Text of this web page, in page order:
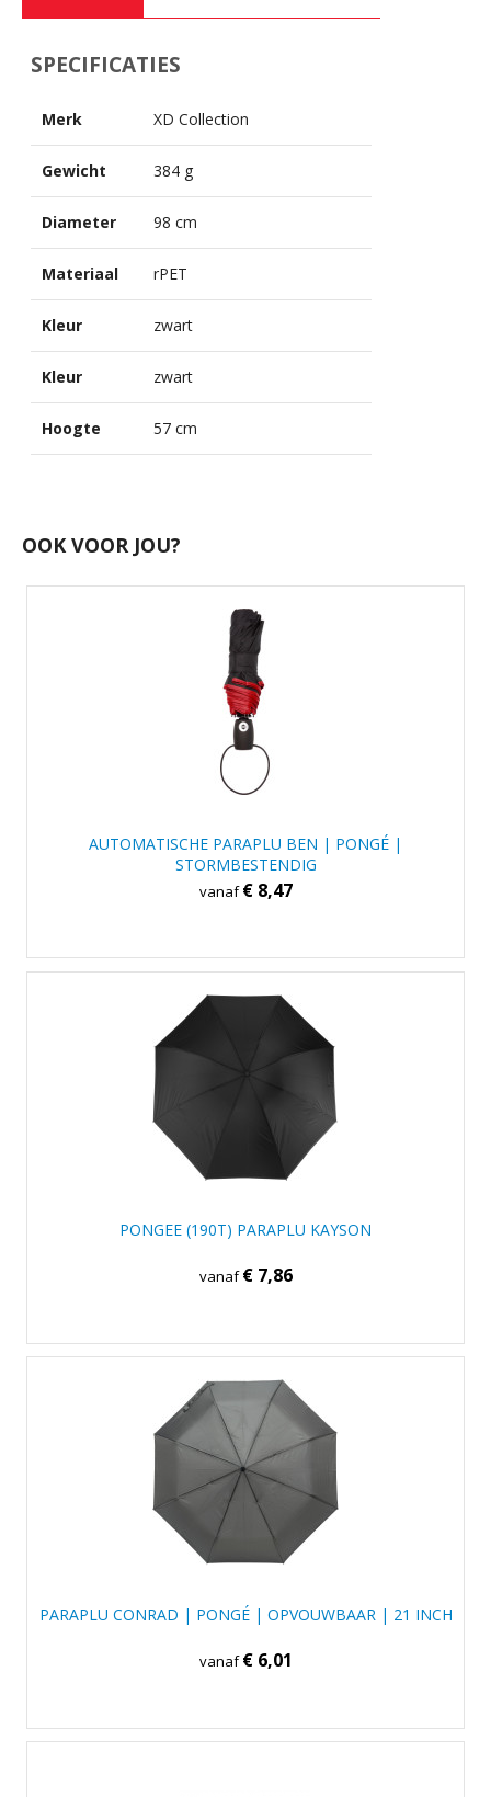
SPECIFICATIES
Merk XD Collection
Gewicht 384 g
Diameter 98 cm
Materiaal rPET
Kleur zwart
Kleur zwart
Hoogte 57 cm
OOK VOOR JOU?
AUTOMATISCHE PARAPLU BEN | PONGÉ |
STORMBESTENDIG
vanaf€ 8,47
PONGEE (190T) PARAPLU KAYSON
vanaf€ 7,86
PARAPLU CONRAD | PONGÉ | OPVOUWBAAR | 21 INCH
vanaf€ 6,01